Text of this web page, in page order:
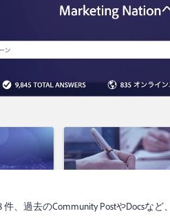
、過去のCommunity PostやDocsなど